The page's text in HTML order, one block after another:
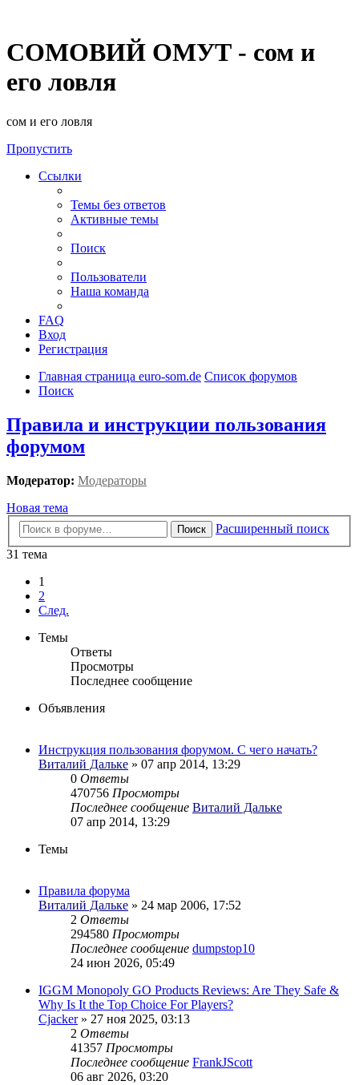
СОМОВИЙ ОМУТ - сом и
его ловля
сом и его ловля
Пропустить
Ссылки
Темы без ответов
Активные темы
Поиск
Пользователи
Наша команда
FAQ
Вход
Регистрация
Главная страница euro-som.de Список форумов
Поиск
Правила и инструкции пользования
форумом
Модератор: Модераторы
Новая тема
Поиск
Расширенный поиск
31 тема
1
2
След.
Темы
Ответы
Просмотры
Последнее сообщение
Объявления
Инструкция пользования форумом. С чего начать?
Виталий Дальке » 07 апр 2014, 13:29
0 Ответы
470756 Просмотры
Последнее сообщение Виталий Дальке
07 апр 2014, 13:29
Темы
Правила форума
Виталий Дальке » 24 мар 2006, 17:52
2 Ответы
294580 Просмотры
Последнее сообщение dumpstop10
24 июн 2026, 05:49
IGGM Monopoly GO Products Reviews: Are They Safe &
Why Is It the Top Choice For Players?
Cjacker» 27 ноя 2025, 03:13
2 Ответы
41357 Просмотры
Последнее сообщение FrankJScott
06 авг 2026, 03:20